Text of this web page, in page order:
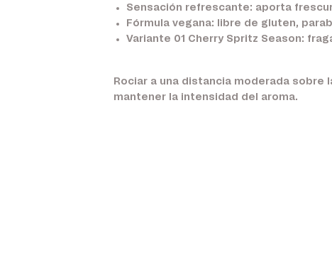
Sensación refrescante: aporta
Fórmula vegana: libre de gluten,
Variante 01 Cherry Spritz Season:
Rociar a una distancia moderada
mantener la intensidad del aroma.